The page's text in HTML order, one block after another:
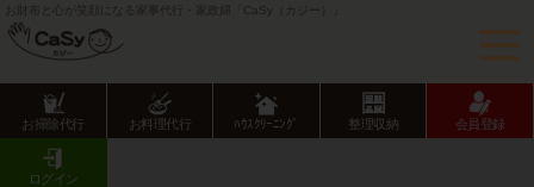
お財布と心が笑顔になる家事代行・家政婦「CaSy（カジー）」
お掃除代行 お料理代行 ﾊｳｽｸﾘｰﾆﾝｸﾞ 整理収納 会員登録
ログイン
CaSy TOP
お客様の声･口コミ詳細